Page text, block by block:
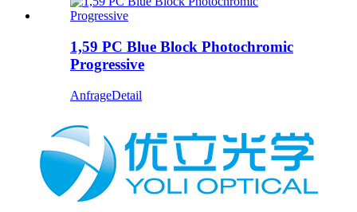
1,59 PC Blue Block Photochromic
Progressive
AnfrageDetail